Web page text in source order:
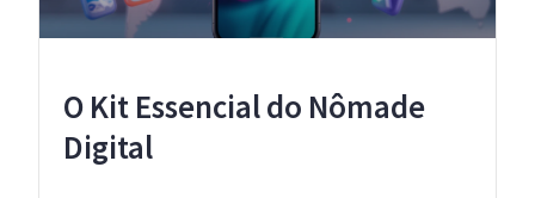
​O Kit Essencial do Nômade
Digital